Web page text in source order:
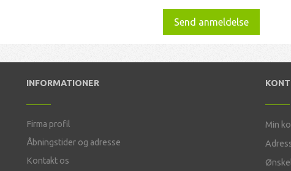
Send anmeldelse
INFORMATIONER
Firma profil
Åbningstider og adresse
Kontakt os
Min